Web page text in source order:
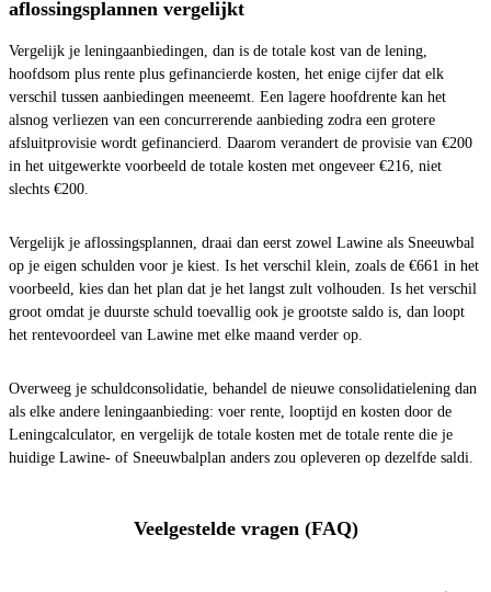
aflossingsplannen vergelijkt
Vergelijk je leningaanbiedingen, dan is de totale kost van de lening,
hoofdsom plus rente plus gefinancierde kosten, het enige cijfer dat elk
verschil tussen aanbiedingen meeneemt. Een lagere hoofdrente kan het
alsnog verliezen van een concurrerende aanbieding zodra een grotere
afsluitprovisie wordt gefinancierd. Daarom verandert de provisie van €200
in het uitgewerkte voorbeeld de totale kosten met ongeveer €216, niet
slechts €200.
Vergelijk je aflossingsplannen, draai dan eerst zowel Lawine als Sneeuwbal
op je eigen schulden voor je kiest. Is het verschil klein, zoals de €661 in het
voorbeeld, kies dan het plan dat je het langst zult volhouden. Is het verschil
groot omdat je duurste schuld toevallig ook je grootste saldo is, dan loopt
het rentevoordeel van Lawine met elke maand verder op.
Overweeg je schuldconsolidatie, behandel de nieuwe consolidatielening dan
als elke andere leningaanbieding: voer rente, looptijd en kosten door de
Leningcalculator, en vergelijk de totale kosten met de totale rente die je
huidige Lawine- of Sneeuwbalplan anders zou opleveren op dezelfde saldi.
Veelgestelde vragen (FAQ)